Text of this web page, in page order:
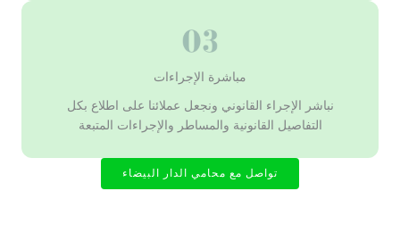
مباشرة الإجراءات
نباشر الإجراء القانوني ونجعل عملائنا على اطلاع بكل
التفاصيل القانونية والمساطر والإجراءات المتبعة
تواصل مع محامي الدار البيضاء